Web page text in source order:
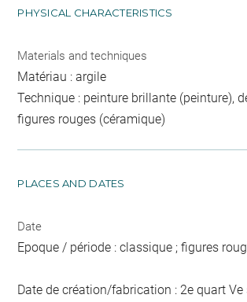
PHYSICAL CHARACTERISTICS
Materials and techniques
Matériau : argile
Technique : peinture brillante (peinture),
figures rouges (céramique)
PLACES AND DATES
Date
Epoque / période : classique ; figures
Date de création/fabrication : 2e quart Ve